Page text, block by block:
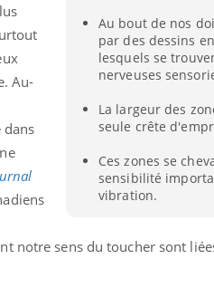
Au bout de nos
par des dessins
lesquels se
nerveuses
La largeur des
seule crête
Ces zones se
sensibilité
vibration.
Au-
notre sens du toucher sont